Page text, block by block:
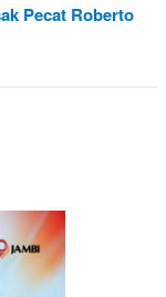
Pecat Roberto